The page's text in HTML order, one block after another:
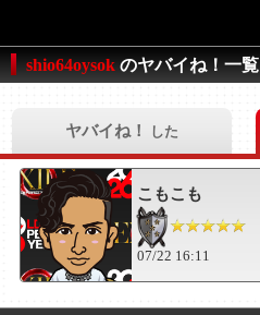
shio64oysok のヤバイね！一覧
ヤバイね！ した
こもこも
07/22 16:11